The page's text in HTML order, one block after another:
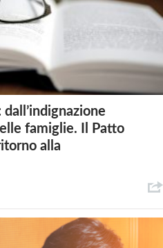
famiglie. Il Patto
alla